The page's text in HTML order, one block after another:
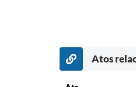
Atos